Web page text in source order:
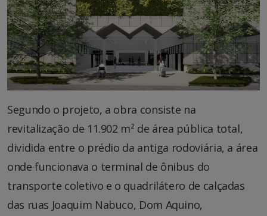
Segundo o projeto, a obra consiste na
revitalização de 11.902 m² de área pública total,
dividida entre o prédio da antiga rodoviária, a área
onde funcionava o terminal de ônibus do
transporte coletivo e o quadrilátero de calçadas
das ruas Joaquim Nabuco, Dom Aquino,